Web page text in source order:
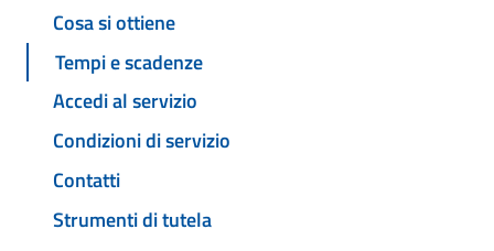
Cosa si ottiene
Tempi e scadenze
Accedi al servizio
Condizioni di servizio
Contatti
Strumenti di tutela